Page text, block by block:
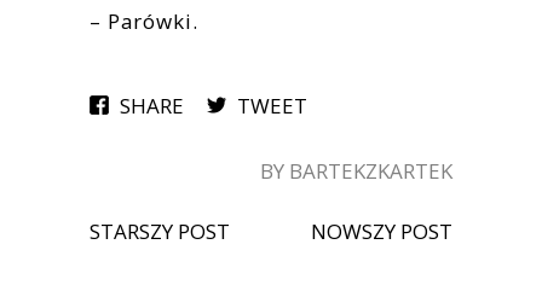
– Parówki.
SHARE TWEET
BY BARTEKZKARTEK
STARSZY POST NOWSZY POST